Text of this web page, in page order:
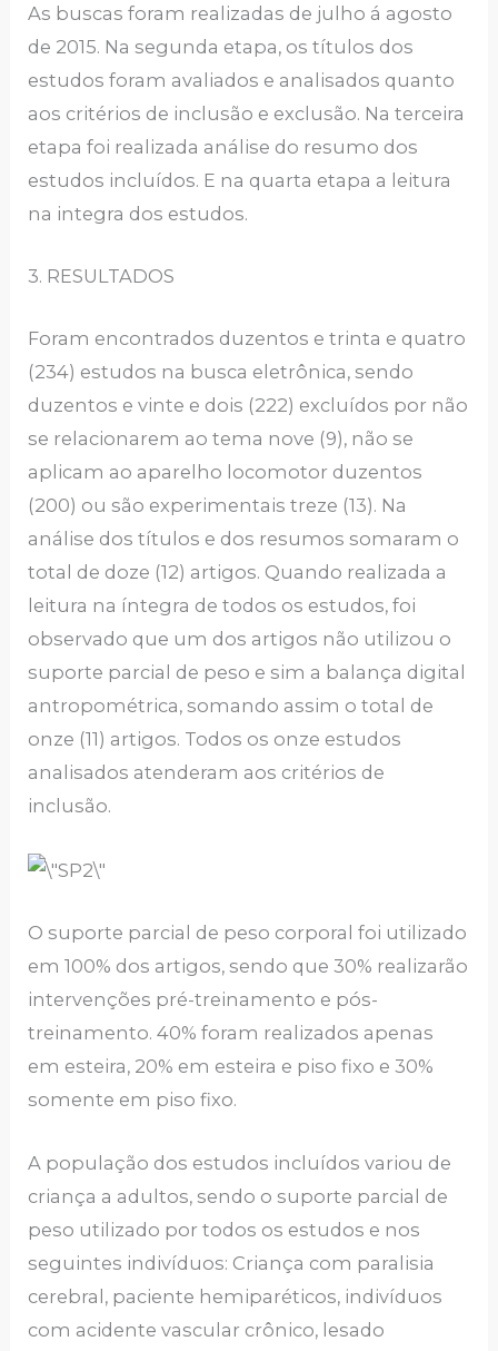
As buscas foram realizadas de julho á agosto
de 2015. Na segunda etapa, os títulos dos
estudos foram avaliados e analisados quanto
aos critérios de inclusão e exclusão. Na terceira
etapa foi realizada análise do resumo dos
estudos incluídos. E na quarta etapa a leitura
na integra dos estudos.
3. RESULTADOS
Foram encontrados duzentos e trinta e quatro
(234) estudos na busca eletrônica, sendo
duzentos e vinte e dois (222) excluídos por não
se relacionarem ao tema nove (9), não se
aplicam ao aparelho locomotor duzentos
(200) ou são experimentais treze (13). Na
análise dos títulos e dos resumos somaram o
total de doze (12) artigos. Quando realizada a
leitura na íntegra de todos os estudos, foi
observado que um dos artigos não utilizou o
suporte parcial de peso e sim a balança digital
antropométrica, somando assim o total de
onze (11) artigos. Todos os onze estudos
analisados atenderam aos critérios de
inclusão.
O suporte parcial de peso corporal foi utilizado
em 100% dos artigos, sendo que 30% realizarão
intervenções pré-treinamento e pós-
treinamento. 40% foram realizados apenas
em esteira, 20% em esteira e piso fixo e 30%
somente em piso fixo.
A população dos estudos incluídos variou de
criança a adultos, sendo o suporte parcial de
peso utilizado por todos os estudos e nos
seguintes indivíduos: Criança com paralisia
cerebral, paciente hemiparéticos, indivíduos
com acidente vascular crônico, lesado